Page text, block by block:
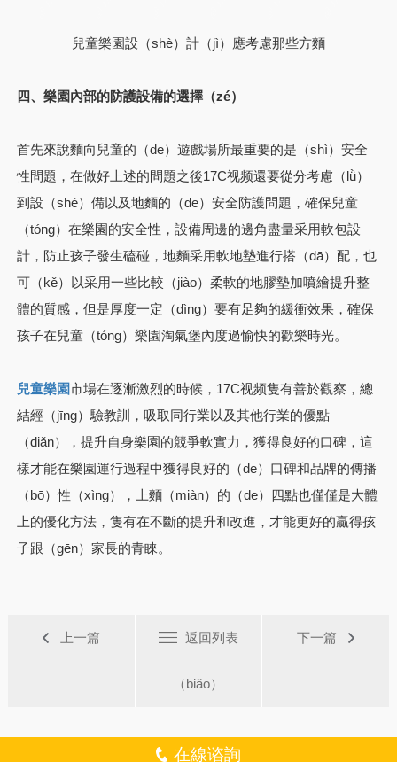
兒童樂園設（shè）計（jì）應考慮那些方麵
四、樂園內部的防護設備的選擇（zé）
首先來說麵向兒童的（de）遊戲場所最重要的是（shì）安全
性問題，在做好上述的問題之後17C视频還要從分考慮（lǜ）
到設（shè）備以及地麵的（de）安全防護問題，確保兒童
（tóng）在樂園的安全性，設備周邊的邊角盡量采用軟包設
計，防止孩子發生磕碰，地麵采用軟地墊進行搭（dā）配，也
可（kě）以采用一些比較（jiào）柔軟的地膠墊加噴繪提升整
體的質感，但是厚度一定（dìng）要有足夠的緩衝效果，確保
孩子在兒童（tóng）樂園淘氣堡內度過愉快的歡樂時光。
兒童樂園市場在逐漸激烈的時候，17C视频隻有善於觀察，總
結經（jīng）驗教訓，吸取同行業以及其他行業的優點
（diǎn），提升自身樂園的競爭軟實力，獲得良好的口碑，這
樣才能在樂園運行過程中獲得良好的（de）口碑和品牌的傳播
（bō）性（xìng），上麵（miàn）的（de）四點也僅僅是大體
上的優化方法，隻有在不斷的提升和改進，才能更好的贏得孩
子跟（gēn）家長的青睞。
上一篇 返回列表
（biǎo）
下一篇
在線谘詢